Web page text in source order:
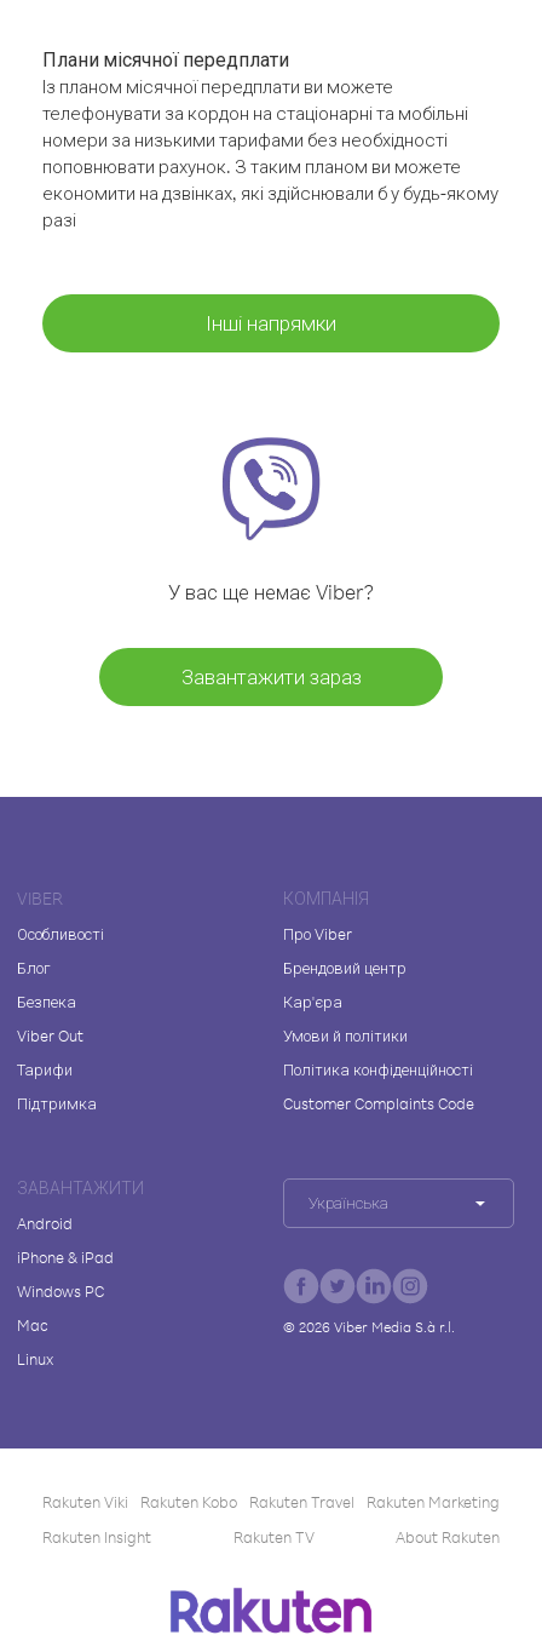
Плани місячної передплати
Із планом місячної передплати ви можете
телефонувати за кордон на стаціонарні та мобільні
номери за низькими тарифами без необхідності
поповнювати рахунок. З таким планом ви можете
економити на дзвінках, які здійснювали б у будь-якому
разі
Інші напрямки
У вас ще немає Viber?
Завантажити зараз
VIBER
Особливості
Блог
Безпека
Viber Out
Тарифи
Підтримка
КОМПАНІЯ
Про Viber
Брендовий центр
Кар'єра
Умови й політики
Політика конфіденційності
Customer Complaints Code
ЗАВАНТАЖИТИ
Android
iPhone & iPad
Windows PC
Mac
Linux
Українська
© 2026Viber Media S.à r.l.
Rakuten Viki Rakuten Kobo Rakuten Travel
Rakuten Marketing
Rakuten Insight
Rakuten TV About Rakuten